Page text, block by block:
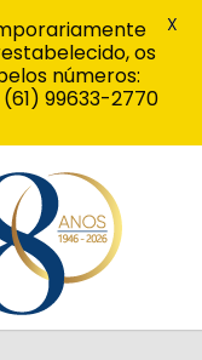
os
números:
(61) 99633-2770
X